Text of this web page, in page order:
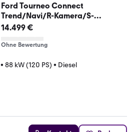
Ford Tourneo Connect
Trend/Navi/R-Kamera/S-
Heft/HU&AU
14.499 €
Ohne Bewertung
• 88 kW (120 PS) • Diesel